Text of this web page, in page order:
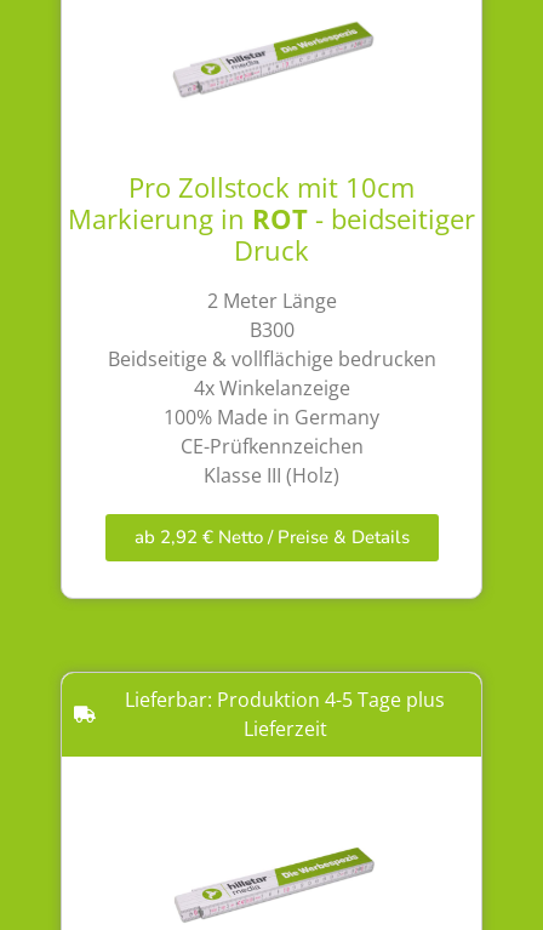
Pro Zollstock mit 10cm
Markierung in ROT- beidseitiger
Druck
2 Meter Länge
B300
Beidseitige & vollflächige bedrucken
4x Winkelanzeige
100% Made in Germany
CE-Prüfkennzeichen
Klasse III (Holz)
ab 2,92 € Netto / Preise & Details
Lieferbar: Produktion 4-5 Tage plus
Lieferzeit